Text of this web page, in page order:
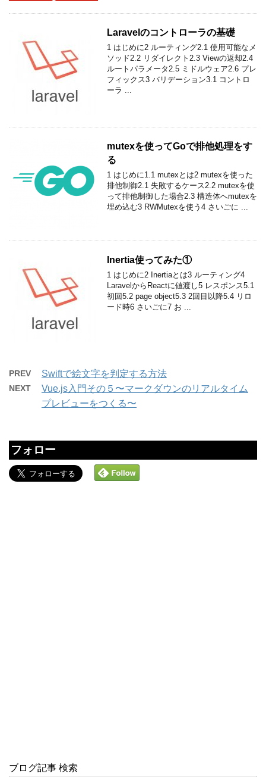
Laravelのコントローラの基礎
1 はじめに2 ルーティング2.1 使用可能なメ
ソッド2.2 リダイレクト2.3 Viewの返却2.4
ルートパラメータ2.5 ミドルウェア2.6 プレ
フィックス3 バリデーション3.1 コントロ
ーラ ...
mutexを使ってGoで排他処理をす
る
1 はじめに1.1 mutexとは2 mutexを使った
排他制御2.1 失敗するケース2.2 mutexを使
って排他制御した場合2.3 構造体へmutexを
埋め込む3 RWMutexを使う4 さいごに ...
Inertia使ってみた①
1 はじめに2 Inertiaとは3 ルーティング4
LaravelからReactに値渡し5 レスポンス5.1
初回5.2 page object5.3 2回目以降5.4 リロ
ード時6 さいごに7 お ...
PREV Swiftで絵文字を判定する方法
NEXT
Vue.js入門その５〜マークダウンのリアルタイム
プレビューをつくる〜
フォロー
ブログ記事 検索